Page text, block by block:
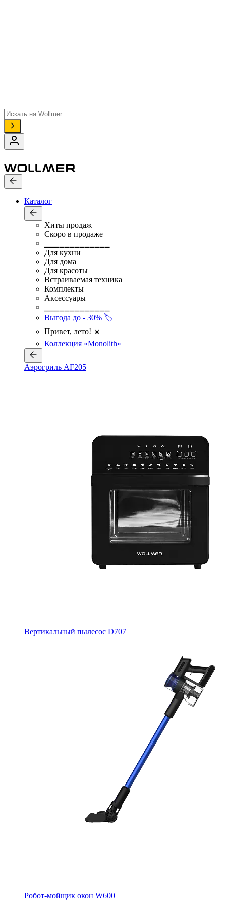
товаров
Каталог
Хиты продаж
Скоро в продаже
Для кухни
Для дома
Для красоты
Встраиваемая техника
Комплекты
Аксессуары
Выгода до - 30% 🏷️
Привет, лето! ☀️
Коллекция «Monolith»
Аэрогриль AF205
Вертикальный пылесос D707
Робот-мойщик окон W600